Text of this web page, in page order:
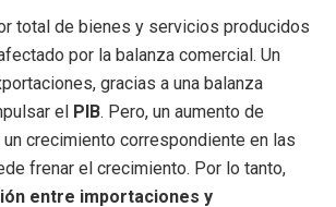
total de bienes y servicios producidos
por la balanza comercial. Un
gracias a una balanza
el PIB. Pero, un aumento de
crecimiento correspondiente en las
frenar el crecimiento. Por lo tanto,
entre importaciones y